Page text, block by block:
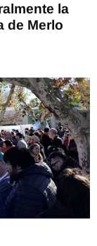
la
de Merlo